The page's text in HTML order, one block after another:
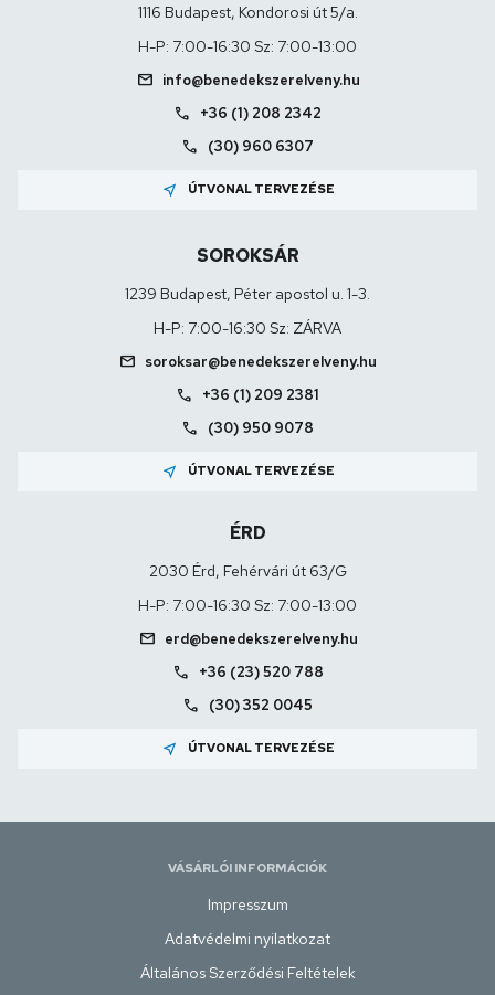
1116 Budapest, Kondorosi út 5/a.
H-P: 7:00-16:30 Sz: 7:00-13:00
mail info@benedekszerelveny.hu
call +36 (1) 208 2342
call (30) 960 6307
near_me ÚTVONAL TERVEZÉSE
SOROKSÁR
1239 Budapest, Péter apostol u. 1-3.
H-P: 7:00-16:30 Sz: ZÁRVA
mail soroksar@benedekszerelveny.hu
call +36 (1) 209 2381
call (30) 950 9078
near_me ÚTVONAL TERVEZÉSE
ÉRD
2030 Érd, Fehérvári út 63/G
H-P: 7:00-16:30 Sz: 7:00-13:00
mail erd@benedekszerelveny.hu
call +36 (23) 520 788
call (30) 352 0045
near_me ÚTVONAL TERVEZÉSE
VÁSÁRLÓI INFORMÁCIÓK
Impresszum
Adatvédelmi nyilatkozat
Általános Szerződési Feltételek